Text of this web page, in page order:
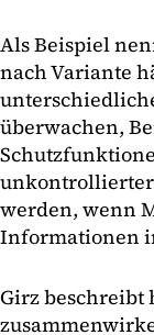
Als Beispiel
nach Variante
überwachen,
unkontrollierter
werden, wenn
Informationen
Girz beschreibt